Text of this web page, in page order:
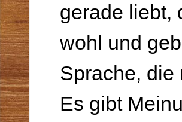
gerade liebt,
wohl und
Sprache, die
Es gibt